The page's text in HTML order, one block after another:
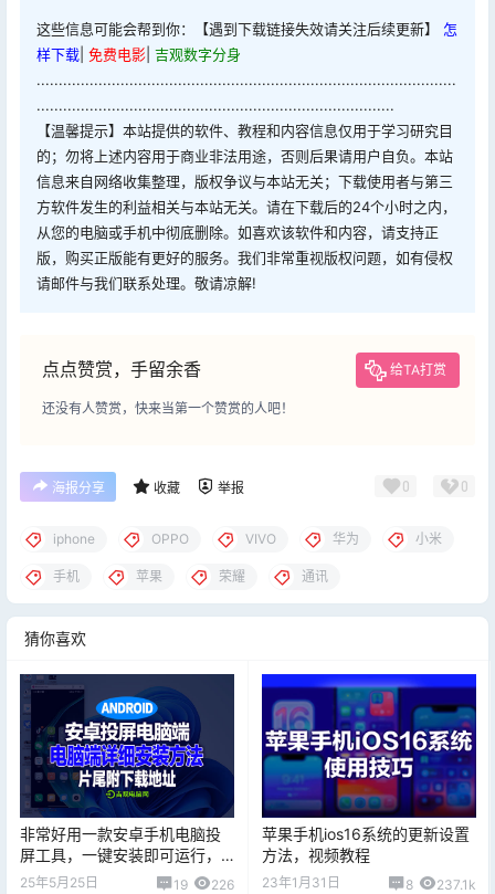
这些信息可能会帮到你：【遇到下载链接失效请关注后续更新】 怎
样下载 免费电影 吉观数字分身
...............................................................................................
.................................................................................
【温馨提示】本站提供的软件、教程和内容信息仅用于学习研究目
的；勿将上述内容用于商业非法用途，否则后果请用户自负。本站
信息来自网络收集整理，版权争议与本站无关；下载使用者与第三
方软件发生的利益相关与本站无关。请在下载后的24个小时之内，
从您的电脑或手机中彻底删除。如喜欢该软件和内容，请支持正
版，购买正版能有更好的服务。我们非常重视版权问题，如有侵权
请邮件与我们联系处理。敬请凉解!
点点赞赏，手留余香 给TA打赏
还没有人赞赏，快来当第一个赞赏的人吧！
海报分享 收藏 举报 0 0
iphone OPPO VIVO 华为 小米
手机 苹果 荣耀 通讯
猜你喜欢
非常好用一款安卓手机电脑投
屏工具，一键安装即可运行，
详细安装视频教程，片尾附下
25年5月25日 19 226
苹果手机ios16系统的更新设置
方法，视频教程
23年1月31日 8 237.1k